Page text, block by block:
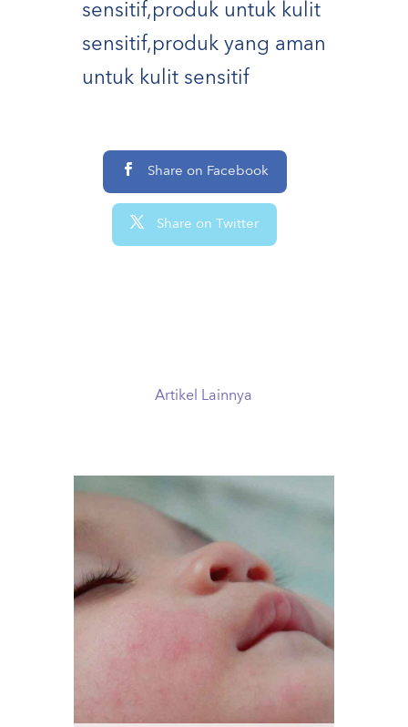
sensitif,produk untuk kulit
sensitif,produk yang aman
untuk kulit sensitif
Share on Facebook
Share on Twitter
Artikel Lainnya